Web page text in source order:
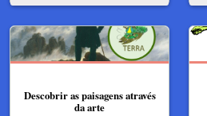
Descobrir as paisagens através
da arte